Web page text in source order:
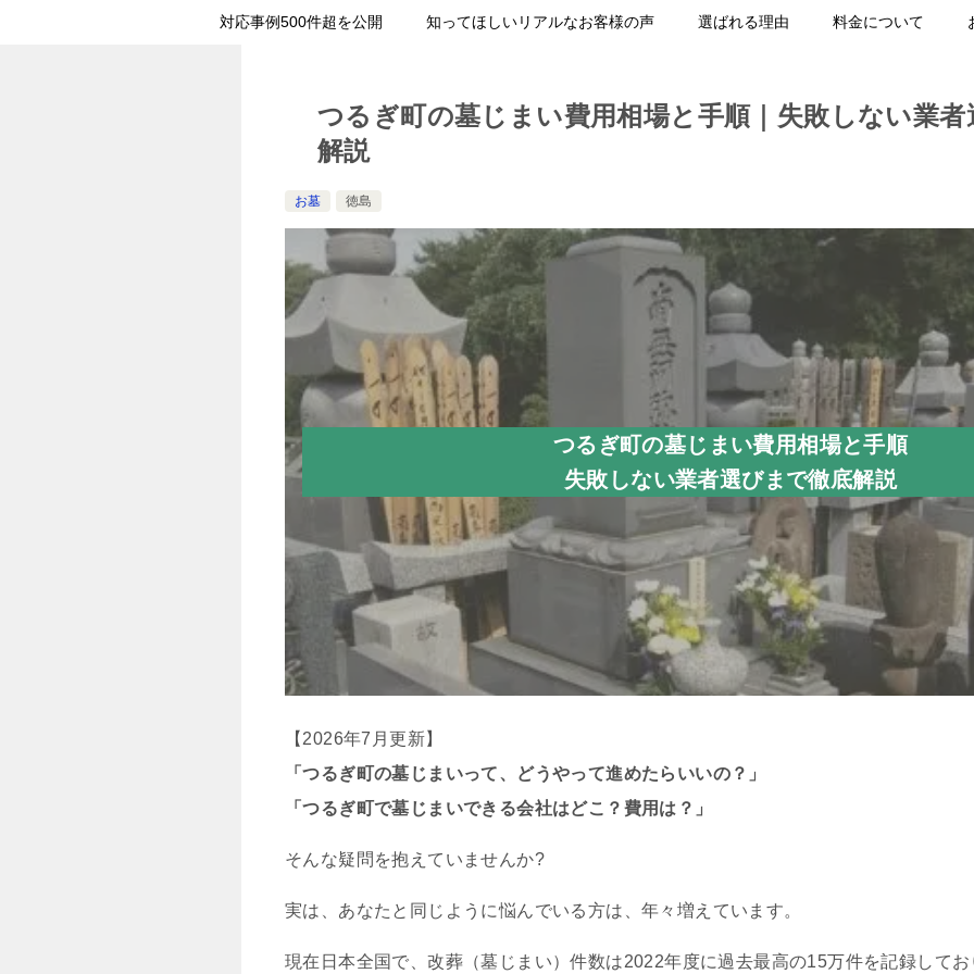
対応事例500件超を公開 知ってほしいリアルなお客様の声 選ばれる理由 料金について
つるぎ町の墓じまい費用相場と手順｜失敗しない業
解説
お墓 徳島
つるぎ町の墓じまい費用相場と手順
失敗しない業者選びまで徹底解説
【2026年7月更新】
「つるぎ町の墓じまいって、どうやって進めたらいいの？」
「つるぎ町で墓じまいできる会社はどこ？費用は？」
そんな疑問を抱えていませんか?
実は、あなたと同じように悩んでいる方は、年々増えています。
現在日本全国で、改葬（墓じまい）件数は2022年度に過去最高の15万件を記録してお